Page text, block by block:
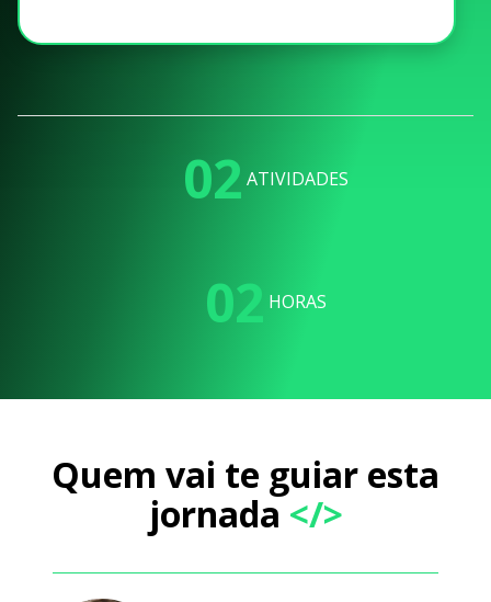
02 ATIVIDADES
02 HORAS
Quem vai te guiar esta
jornada </>